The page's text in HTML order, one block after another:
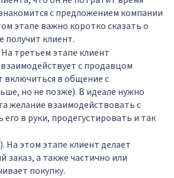
с предложением компании
этапе важно коротко сказать о
получит клиент.
третьем этапе клиент
с продавцом
в общение с
но не позже). В идеале нужно
желание взаимодействовать с
его в руки, продегустировать и так
На этом этапе клиент делает
заказ, а также частично или
покупку.